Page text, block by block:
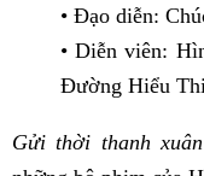
• Đạo diễn:
• Diễn viên:
Đường Hiểu
Gửi thời thanh